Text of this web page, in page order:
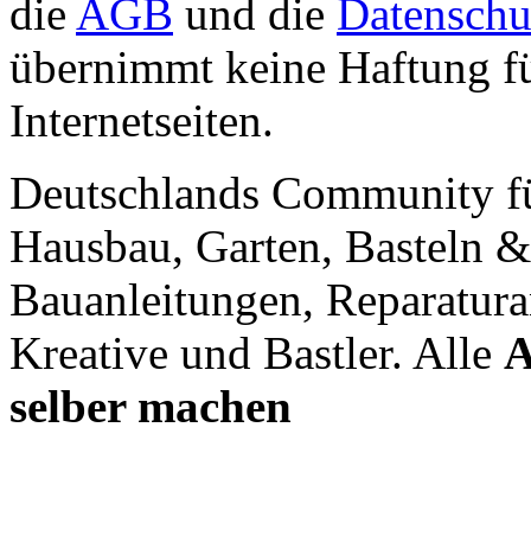
die AGB und die
übernimmt keine Haftung
Internetseiten.
Deutschlands Community
Hausbau, Garten, Basteln
Bauanleitungen,
Kreative und Bastler. Alle
selber machen